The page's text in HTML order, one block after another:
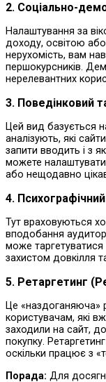
2. Соціально-
Налаштування за
доходу, освітою
нерухомість, вам
першокурсників.
нерелевантних
3. Поведінковий
Цей вид базується
аналізують, які
запити вводить і з
можете
або нещодавно
4.
Тут враховуються
вподобання
може таргетуватися
захистом довкілля
5. Ретаргетинг
Це «наздоганяюча»
користувачам, які
заходили на сайт,
покупку.
оскільки працює з
Порада: Для